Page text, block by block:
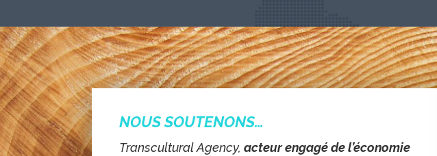
NOUS SOUTENONS…
Transcultural Agency,acteur engagé de l’économie